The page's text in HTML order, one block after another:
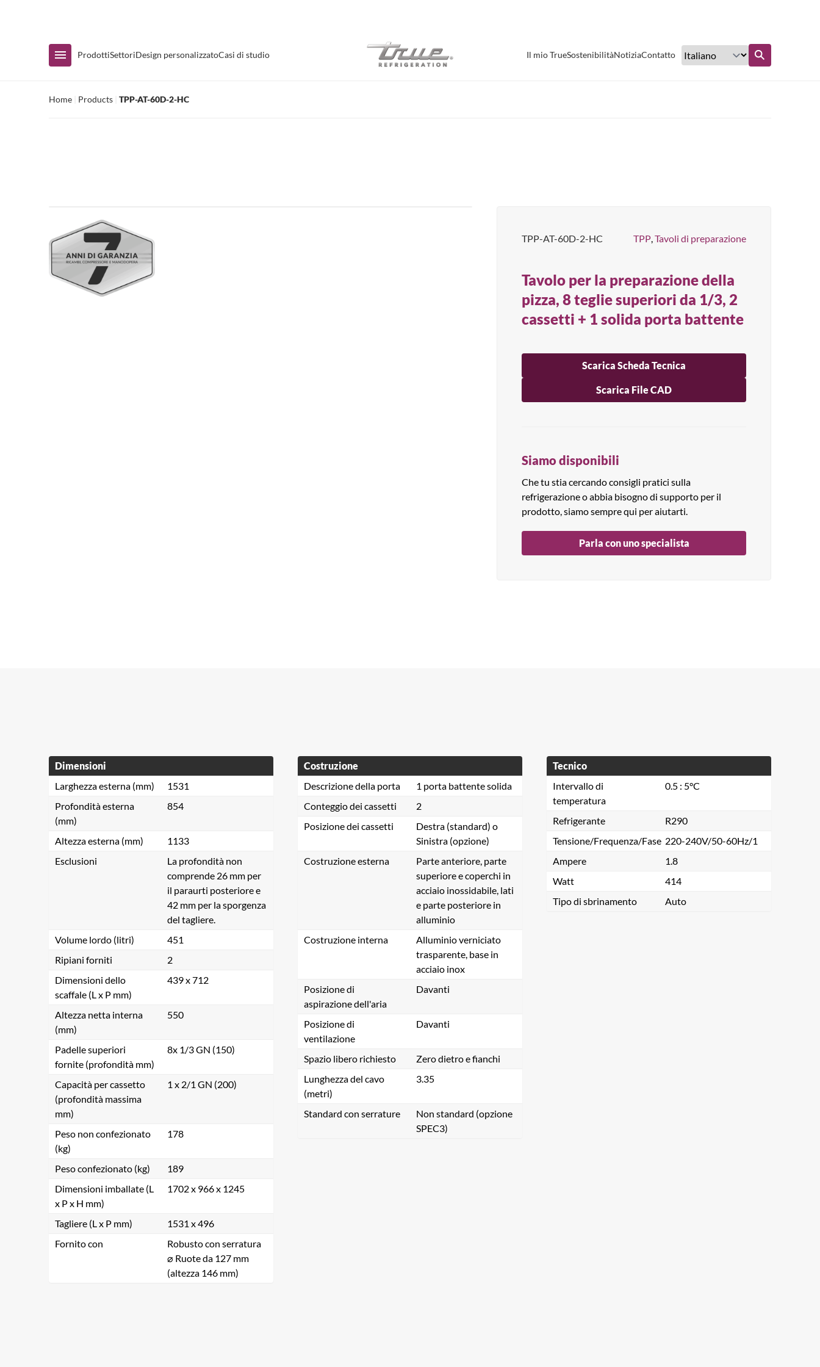
Prodotti
Tavoli di preparazione
Armadi verticali
SettoriDesign personalizzatoCasi di studio Il mio TrueSostenibilitàNotiziaContatto
Home Products TPP-AT-60D-2-HC
TPP-AT-60D-2-HC TPP,Tavoli di preparazione
Tavolo per la preparazione della
pizza, 8 teglie superiori da 1/3, 2
cassetti + 1 solida porta battente
Scarica Scheda Tecnica
Scarica File CAD
Siamo disponibili
Che tu stia cercando consigli pratici sulla
refrigerazione o abbia bisogno di supporto per il
prodotto, siamo sempre qui per aiutarti.
Parla con uno specialista
Dimensioni
Larghezza esterna (mm)
1531
Profondità esterna
(mm)
854
Altezza esterna (mm)
1133
Esclusioni
La profondità non
comprende 26 mm per
il paraurti posteriore e
42 mm per la sporgenza
del tagliere.
Volume lordo (litri)
451
Ripiani forniti
2
Dimensioni dello
scaffale (L x P mm)
439 x 712
Altezza netta interna
(mm)
550
Padelle superiori
fornite (profondità mm)
8x 1/3 GN (150)
Capacità per cassetto
(profondità massima
mm)
1 x 2/1 GN (200)
Peso non confezionato
(kg)
178
Peso confezionato (kg)
189
Dimensioni imballate (L
x P x H mm)
1702 x 966 x 1245
Tagliere (L x P mm)
1531 x 496
Fornito con
Robusto con serratura
⌀ Ruote da 127 mm
(altezza 146 mm)
Costruzione
Descrizione della porta
1 porta battente solida
Conteggio dei cassetti
2
Posizione dei cassetti
Destra (standard) o
Sinistra (opzione)
Costruzione esterna
Parte anteriore, parte
superiore e coperchi in
acciaio inossidabile, lati
e parte posteriore in
alluminio
Costruzione interna
Alluminio verniciato
trasparente, base in
acciaio inox
Posizione di
aspirazione dell'aria
Davanti
Posizione di
ventilazione
Davanti
Spazio libero richiesto
Zero dietro e fianchi
Lunghezza del cavo
(metri)
3.35
Standard con serrature
Non standard (opzione
SPEC3)
Tecnico
Intervallo di
temperatura
0.5 : 5°C
Refrigerante
R290
Tensione/Frequenza/Fase 220-240V/50-60Hz/1
Ampere
1.8
Watt
414
Tipo di sbrinamento
Auto